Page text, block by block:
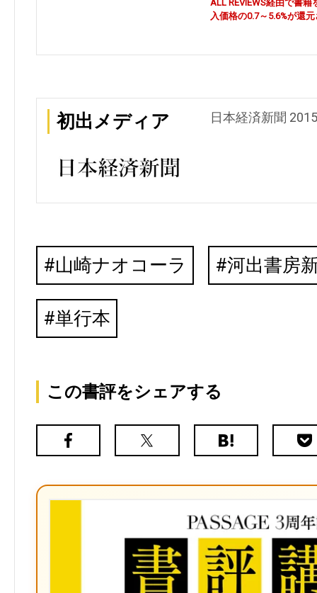
ALL REVIEWS経由で書
入価格の0.7～5.6%が還
初出メディア 日本経済新聞
山崎ナオコーラ 河出書房
単行本
この書評をシェアする
Facebook
X（旧
は
ク
マ
ー
ク